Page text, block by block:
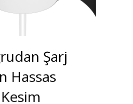
Şarj
Hassas
Kesim